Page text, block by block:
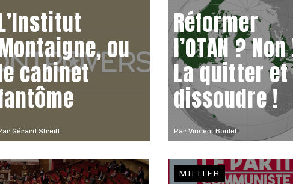
Gérard Streiff
ou
cabinet
Par Vincent Boulet
Réformer
l’OTAN ?
La quitter
dissoudre !
MILITER